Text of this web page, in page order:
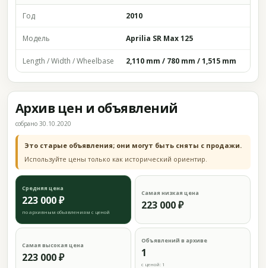
Год 2010
Модель Aprilia SR Max 125
Length / Width / Wheelbase 2,110 mm / 780 mm / 1,515 mm
Архив цен и объявлений
собрано 30.10.2020
Это старые объявления; они могут быть сняты с продажи.
Используйте цены только как исторический ориентир.
Средняя цена
223 000 ₽
по архивным объявлениям с ценой
Самая низкая цена
223 000 ₽
Самая высокая цена
223 000 ₽
Объявлений в архиве
1
с ценой: 1